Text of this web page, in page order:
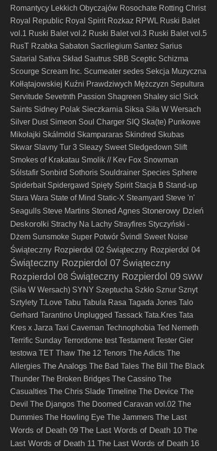
Romantycy Lekkich Obyczajów Rosochate Rotting Christ
Royal Republic Royal Spirit Rozkaz RPWL Ruski Balet
vol.1 Ruski Balet vol.2 Ruski Balet vol.3 Ruski Balet vol.5
RusT Rzabka Sabaton Sacrilegium Santez Sarius
Satarial Sativa Skład Sautrus SBB Sceptic Schizma
Scourge Scream Inc. Scumeater sedes Sekcja Muzyczna
Kołłątajowskiej Kuźni Prawdziwych Mężczyzn Sepultura
Servitude Sevetnth Passion Shagreen Shaley sic! Sick
Saints Sidney Polak Sieczkarnia Siksa Siła W Wersach
Silver Dust Simeon Soul Charger SIQ Ska(te) Punkowe
Mikołajki Skálmöld Skampararas Skindred Skubas
Skwar Slavny Tur 3 Sleazy Sweet Sledgedown Slift
Smokes of Krakatau Smolik // Kev Fox Snowman
Sólstafir Sonbird Sothoris Souldrainer Species Sphere
Spiderbait Spidergawd Spięty Spirit Stacja B Stand-up
Stara Wara State of Mind Static-X Steamyard Steve 'n'
Seagulls Steve Martins Stoned Agnes Stonerowy Dzień
Deskorolki Strachy Na Lachy Strayfires Styczyński -
Dżem Sunsmoke Super Potwór Švindl Sweet Noise
Świąteczny Rozpierdol 02 Świąteczny Rozpierdol 04
Świąteczny Rozpierdol 07 Świąteczny
Rozpierdol 08 Świąteczny Rozpierdol 09 SWW
(Siła W Wersach) SYNY Szeptucha Szkło Sznur Sznyt
Sztylety T.Love Tabu Tabula Rasa Tagada Jones Talo
Gerhard Tarantino Unplugged Tassack Tata.Kres Tata
Kres x Jarza Taxi Caveman Technophobia Ted Nemeth
Terrific Sunday Terrordome test Testament Tester Gier
testowa TET Thaw The 12 Tenors The Adicts The
Allergies The Analogs The Bad Tales The Bill
The Black
Thunder The Broken Bridges The Cassino The
Casualties The Chris Slade Timeline The Device The
Devil The Djangos The Doomed Caravan vol.02 The
Dummies The Howling Eye The Jammers The Last
Words of Death 09 The Last Words of Death 10 The
Last Words of Death 11 The Last Words of Death 16